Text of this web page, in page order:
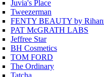
Juvia's Place
Tweezerman
FENTY BEAUTY by
PAT McGRATH LABS
Jeffree Star
BH Cosmetics
TOM FORD
The Ordinary
Tatcha